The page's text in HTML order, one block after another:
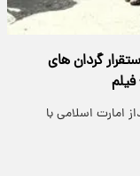
گردان های
امارت اسلامی با